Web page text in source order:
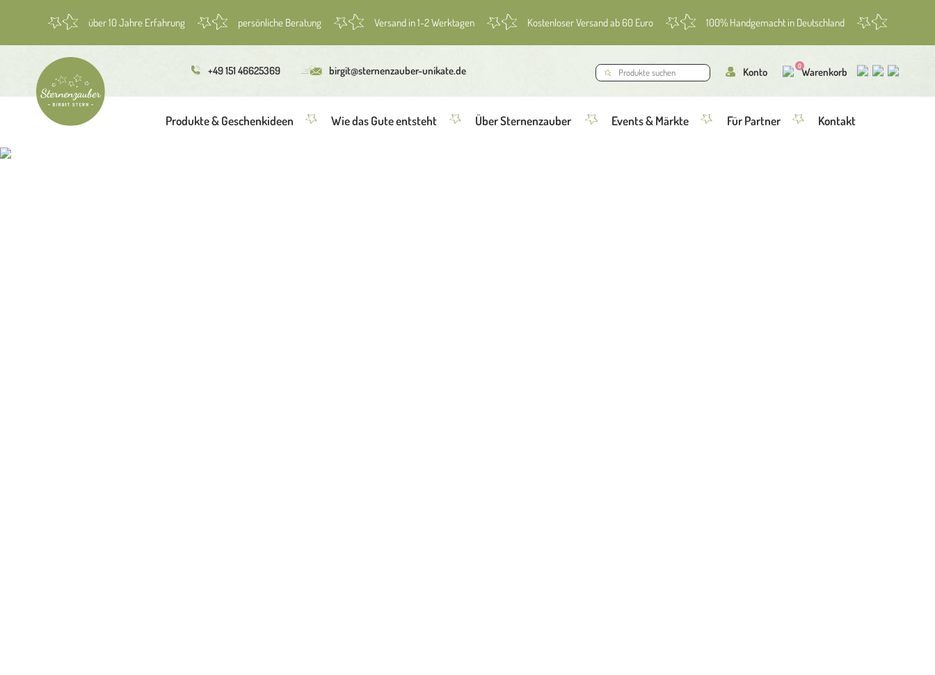
über 10 Jahre Erfahrung persönliche Beratung Versand in 1-2 Werktagen Kostenloser Versand ab 60 Euro 100% Handgemacht in Deutschland
+49 151 46625369 birgit@sternenzauber-unikate.de Konto 0Warenkorb
Produkte & Geschenkideen Wie das Gute entsteht Über Sternenzauber Events & Märkte Für Partner Kontakt